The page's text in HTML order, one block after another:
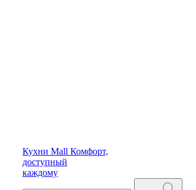
Кухни Mall Комфорт,
доступный
каждому